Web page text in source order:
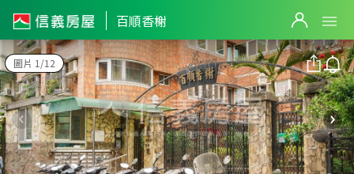
百順香榭
圖片 1/12